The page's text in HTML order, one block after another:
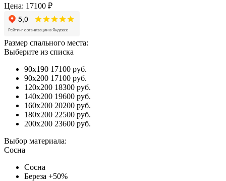
Цена: 17100 ₽
Размер спального места:
Выберите из списка
90x190 17100 руб.
90x200 17100 руб.
120x200 18300 руб.
140x200 19600 руб.
160x200 20200 руб.
180x200 22500 руб.
200x200 23600 руб.
Выбор материала:
Сосна
Сосна
Береза +50%